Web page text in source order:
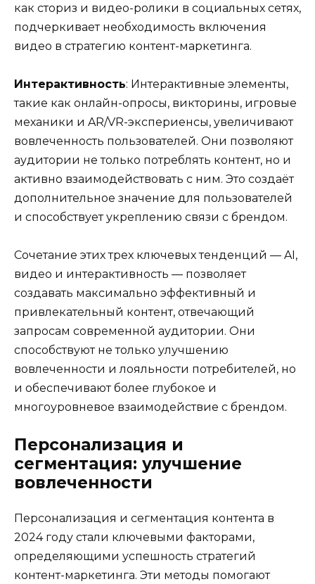
как сториз и видео-ролики в социальных сетях,
подчеркивает необходимость включения
видео в стратегию контент-маркетинга.
Интерактивность: Интерактивные элементы,
такие как онлайн-опросы, викторины, игровые
механики и AR/VR-экспериенсы, увеличивают
вовлеченность пользователей. Они позволяют
аудитории не только потреблять контент, но и
активно взаимодействовать с ним. Это создаёт
дополнительное значение для пользователей
и способствует укреплению связи с брендом.
Сочетание этих трех ключевых тенденций — AI,
видео и интерактивность — позволяет
создавать максимально эффективный и
привлекательный контент, отвечающий
запросам современной аудитории. Они
способствуют не только улучшению
вовлеченности и лояльности потребителей, но
и обеспечивают более глубокое и
многоуровневое взаимодействие с брендом.
Персонализация и
сегментация: улучшение
вовлеченности
Персонализация и сегментация контента в
2024 году стали ключевыми факторами,
определяющими успешность стратегий
контент-маркетинга. Эти методы помогают